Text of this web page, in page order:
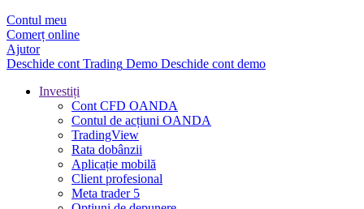
Contul meu
Comerț online
Ajutor
Deschide cont Trading Demo Deschide cont demo
Investiți
Cont CFD OANDA
Contul de acțiuni OANDA
TradingView
Rata dobânzii
Aplicație mobilă
Client profesional
Meta trader 5